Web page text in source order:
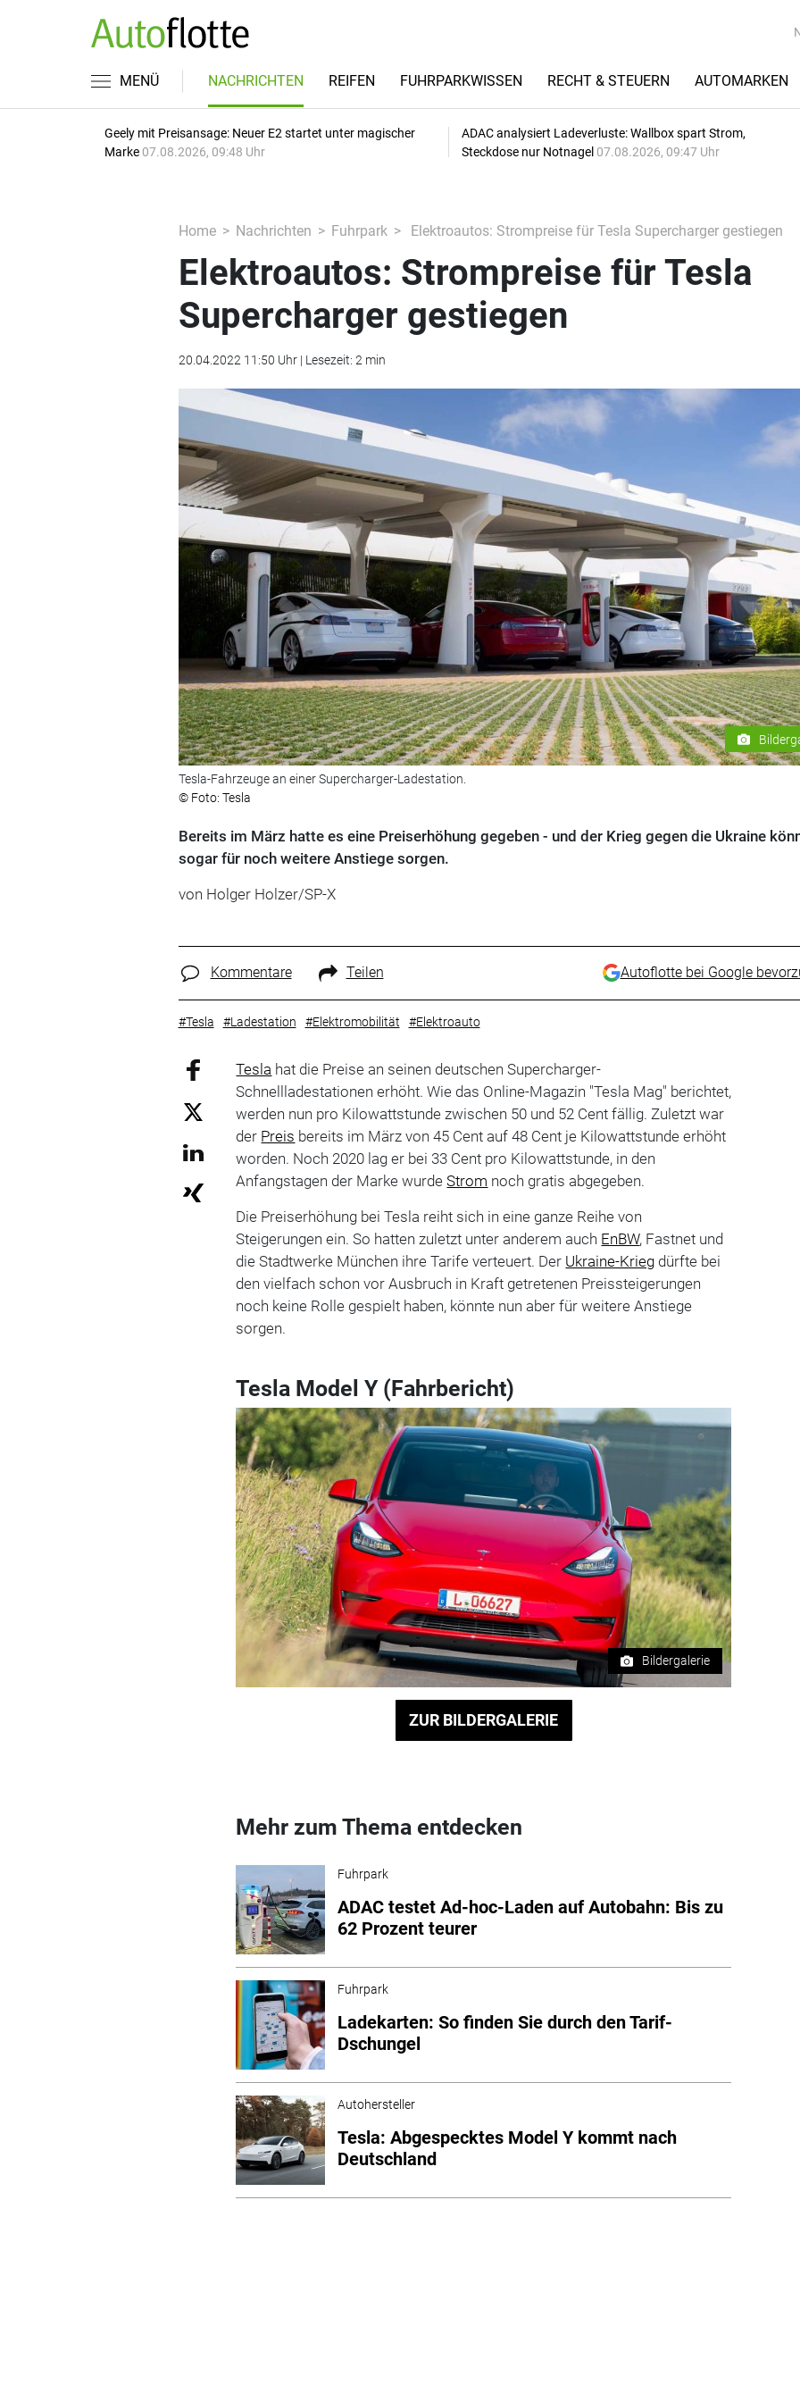
MENÜ NACHRICHTEN REIFEN FUHRPARKWISSEN RECHT & STEUERN AUTOMARKEN
Geely mit Preisansage: Neuer E2 startet unter magischer
Marke 07.08.2026, 09:48 Uhr
ADAC analysiert Ladeverluste: Wallbox spart Strom,
Steckdose nur Notnagel 07.08.2026, 09:47 Uhr
Home Nachrichten Fuhrpark Elektroautos: Strompreise für Tesla Supercharger gestiegen
Elektroautos: Strompreise für Tesla
Supercharger gestiegen
20.04.2022 11:50 Uhr | Lesezeit: 2 min
Tesla-Fahrzeuge an einer Supercharger-Ladestation.
© Foto: Tesla
Bereits im März hatte es eine Preiserhöhung gegeben - und der Krieg gegen die Ukraine
sogar für noch weitere Anstiege sorgen.
von Holger Holzer/SP-X
Kommentare Teilen Autoflotte bei Google
#Tesla #Ladestation #Elektromobilität #Elektroauto
Tesla hat die Preise an seinen deutschen Supercharger-
Schnellladestationen erhöht. Wie das Online-Magazin "Tesla Mag" berichtet,
werden nun pro Kilowattstunde zwischen 50 und 52 Cent fällig. Zuletzt war
der Preis bereits im März von 45 Cent auf 48 Cent je Kilowattstunde erhöht
worden. Noch 2020 lag er bei 33 Cent pro Kilowattstunde, in den
Anfangstagen der Marke wurdeStrom noch gratis abgegeben.
Die Preiserhöhung bei Tesla reiht sich in eine ganze Reihe von
Steigerungen ein. So hatten zuletzt unter anderem auch EnBW, Fastnet und
die Stadtwerke München ihre Tarife verteuert. Der Ukraine-Krieg dürfte bei
den vielfach schon vor Ausbruch in Kraft getretenen Preissteigerungen
noch keine Rolle gespielt haben, könnte nun aber für weitere Anstiege
sorgen.
Tesla Model Y (Fahrbericht)
Bildergalerie
ZUR BILDERGALERIE
Mehr zum Thema entdecken
Fuhrpark
ADAC testet Ad-hoc-Laden auf Autobahn: Bis zu
62 Prozent teurer
Fuhrpark
Ladekarten: So finden Sie durch den Tarif-
Dschungel
Autohersteller
Tesla: Abgespecktes Model Y kommt nach
Deutschland